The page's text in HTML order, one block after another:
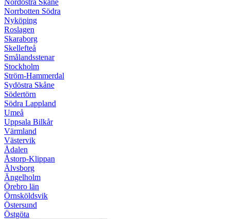
Norrbotten Södra
Nyköping
Roslagen
Skaraborg
Skellefteå
Smålandsstenar
Stockholm
Ström-Hammerdal
Sydöstra Skåne
Södertörn
Södra Lappland
Umeå
Uppsala Bilkår
Värmland
Västervik
Ådalen
Åstorp-Klippan
Älvsborg
Ängelholm
Örebro län
Örnsköldsvik
Östersund
Östgöta